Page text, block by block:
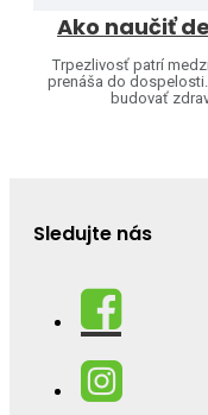
Trpezlivosť patrí
prenáša do
budovať
Sledujte nás